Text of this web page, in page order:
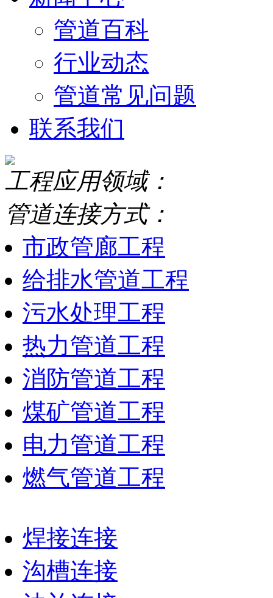
管道百科
行业动态
管道常见问题
联系我们
工程应用领域：
管道连接方式：
市政管廊工程
给排水管道工程
污水处理工程
热力管道工程
消防管道工程
煤矿管道工程
电力管道工程
燃气管道工程
焊接连接
沟槽连接